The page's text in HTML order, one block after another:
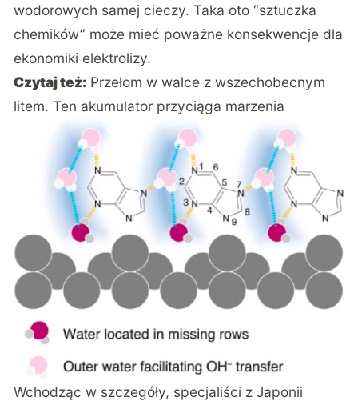
wodorowych samej cieczy. Taka oto “sztuczka
chemików” może mieć poważne konsekwencje dla
ekonomiki elektrolizy.
Czytaj też: Przełom w walce z wszechobecnym
litem. Ten akumulator przyciąga marzenia
Wchodząc w szczegóły, specjaliści z Japonii